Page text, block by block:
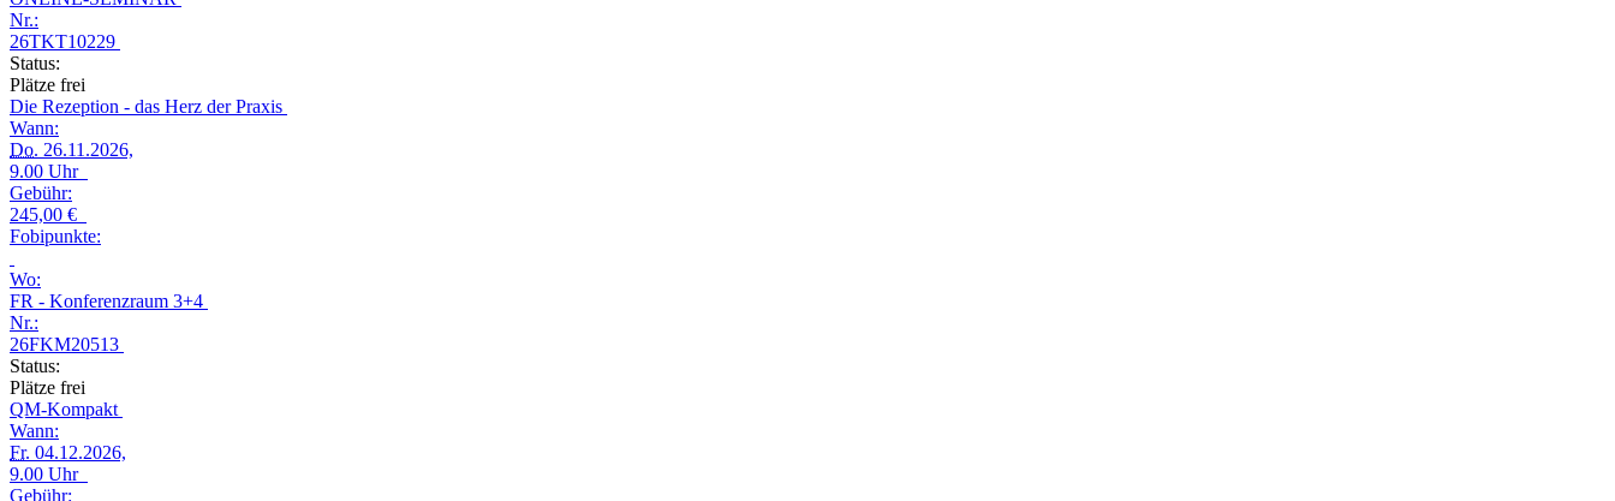
Nr.:
26TKT10229
Status:
Plätze frei
Die Rezeption - das Herz der Praxis
Wann:
Do. 26.11.2026,
9.00 Uhr
Gebühr:
245,00 €
Fobipunkte:
Wo:
FR - Konferenzraum 3+4
Nr.:
26FKM20513
Status:
Plätze frei
QM-Kompakt
Wann:
Fr. 04.12.2026,
9.00 Uhr
Gebühr: